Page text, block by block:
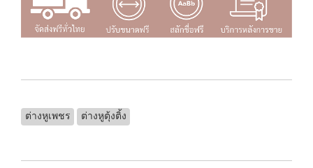
ต่างหูเพชร ต่างหูตุ้งติ้ง